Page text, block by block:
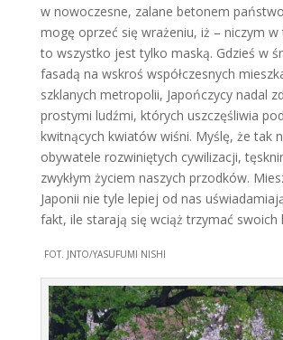
w nowoczesne, zalane betonem
mogę oprzeć się wrażeniu, iż – niczym
to wszystko jest tylko maską. Gdzieś w
fasadą na wskroś współczesnych
szklanych metropolii, Japończycy nadal
prostymi ludźmi, których uszczęśliwia
kwitnących kwiatów wiśni. Myślę, że tak
obywatele rozwiniętych cywilizacji,
zwykłym życiem naszych przodków.
Japonii nie tyle lepiej od nas
fakt, ile starają się wciąż trzymać swoich
FOT. JNTO/YASUFUMI NISHI